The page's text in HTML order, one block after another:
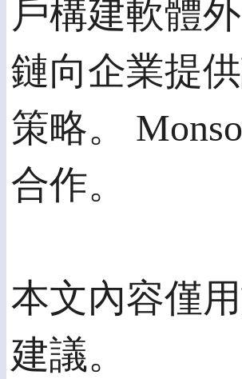
戶構建軟體
鏈向企業提
策略。
合作。
本文內容僅
建議。